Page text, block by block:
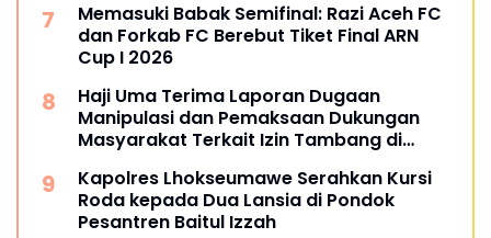
Memasuki Babak Semifinal: Razi Aceh FC
dan Forkab FC Berebut Tiket Final ARN
Cup I 2026
Haji Uma Terima Laporan Dugaan
Manipulasi dan Pemaksaan Dukungan
Masyarakat Terkait Izin Tambang di
Kapolres Lhokseumawe Serahkan Kursi
Roda kepada Dua Lansia di Pondok
Pesantren Baitul Izzah